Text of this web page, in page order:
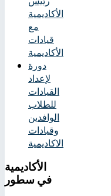
الأكاديمية
مع
قيادات
الأكاديمية
دورة
لإعداد
القيادات
للطلاب
الوافدين
وقيادات
الاكاديمية
الأكاديمية
في سطور